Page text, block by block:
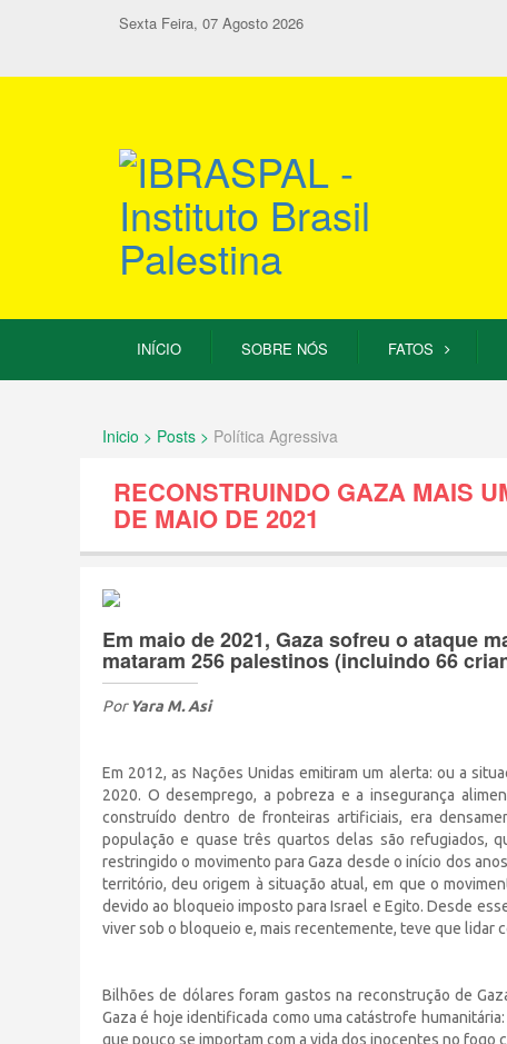
Sexta Feira, 07 Agosto 2026
INÍCIO SOBRE NÓS FATOS
Inicio > Posts > Política Agressiva
RECONSTRUINDO GAZA MAIS
DE MAIO DE 2021
Em maio de 2021, Gaza sofreu o ataque
mataram 256 palestinos (incluindo 66
PorYara M. Asi
Em 2012, as Nações Unidas emitiram um alerta: ou a
2020. O desemprego, a pobreza e a insegurança
construído dentro de fronteiras artificiais, era
população e quase três quartos delas são refugiados,
restringido o movimento para Gaza desde o início dos
território, deu origem à situação atual, em que o
devido ao bloqueio imposto para Israel e Egito. Desde
viver sob o bloqueio e, mais recentemente, teve que lidar
Bilhões de dólares foram gastos na reconstrução de
Gaza é hoje identificada como uma catástrofe
que pouco se importam com a vida dos inocentes no fogo